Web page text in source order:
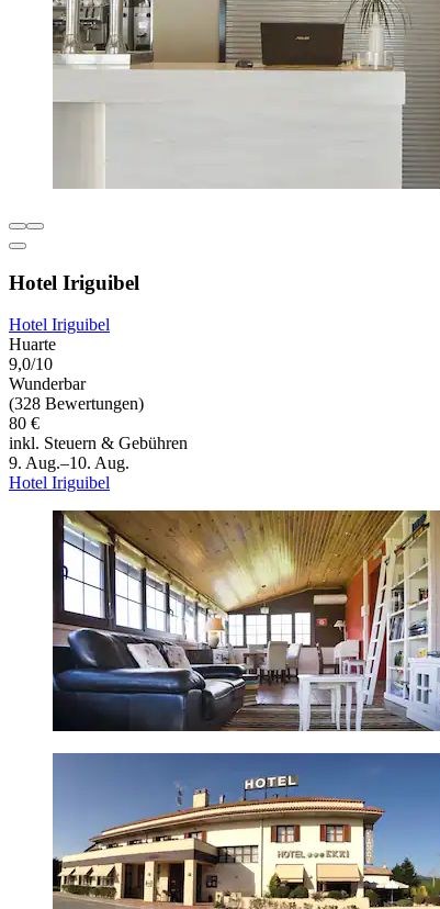
Hotel Iriguibel
Hotel Iriguibel
Huarte
9,0/10
Wunderbar
(328 Bewertungen)
80 €
inkl. Steuern & Gebühren
9. Aug.–10. Aug.
Hotel Iriguibel